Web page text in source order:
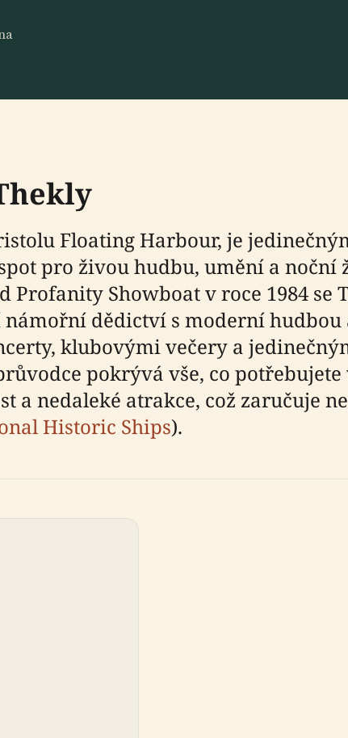
Floating Harbour, je
pro živou hudbu, umění a noční
Profanity Showboat v roce 1984
dědictví s moderní hudbou
klubovými večery a
pokrývá vše, co
a nedaleké atrakce, což zaručuje
Historic Ships).